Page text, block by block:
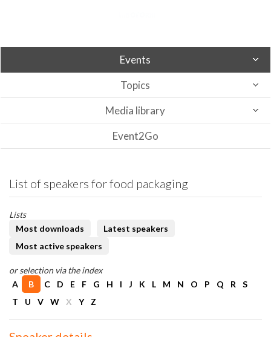
Events
Topics
Media library
Event2Go
List of speakers for food packaging
Lists
Most downloads
Latest speakers
Most active speakers
or selection via the index
A
B C D E F G H I J K L M N O P Q R
S
T
U V W X Y Z